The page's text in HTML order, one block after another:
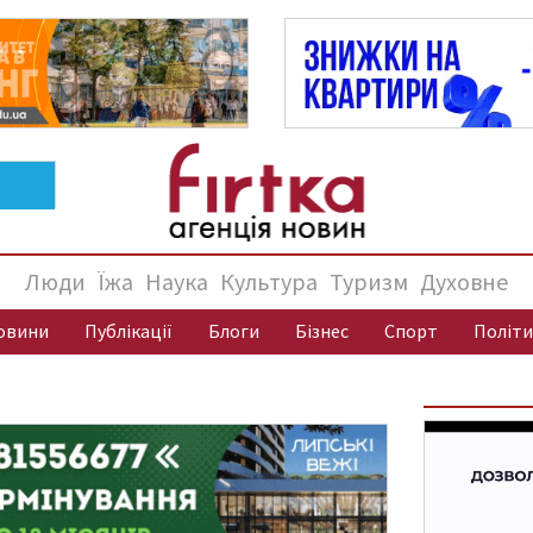
Люди Їжа Наука Культура Туризм Духовне
Публікації Блоги Бізнес Спорт